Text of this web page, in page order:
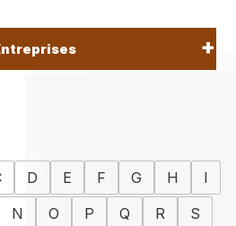
D E F G H
I
N O P Q R
S